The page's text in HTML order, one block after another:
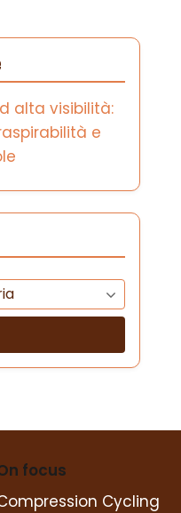
alta visibilità:
e
focus
Cycling